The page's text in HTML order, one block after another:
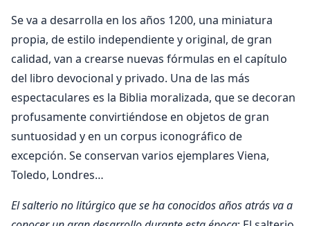
Se va a desarrolla en los años 1200, una miniatura
propia, de estilo independiente y original, de gran
calidad, van a crearse nuevas fórmulas en el capítulo
del libro devocional y privado. Una de las más
espectaculares es la Biblia moralizada, que se decoran
profusamente convirtiéndose en objetos de gran
suntuosidad y en un corpus iconográfico de
excepción. Se conservan varios ejemplares Viena,
Toledo, Londres…
El salterio no litúrgico que se ha conocidos años atrás va a